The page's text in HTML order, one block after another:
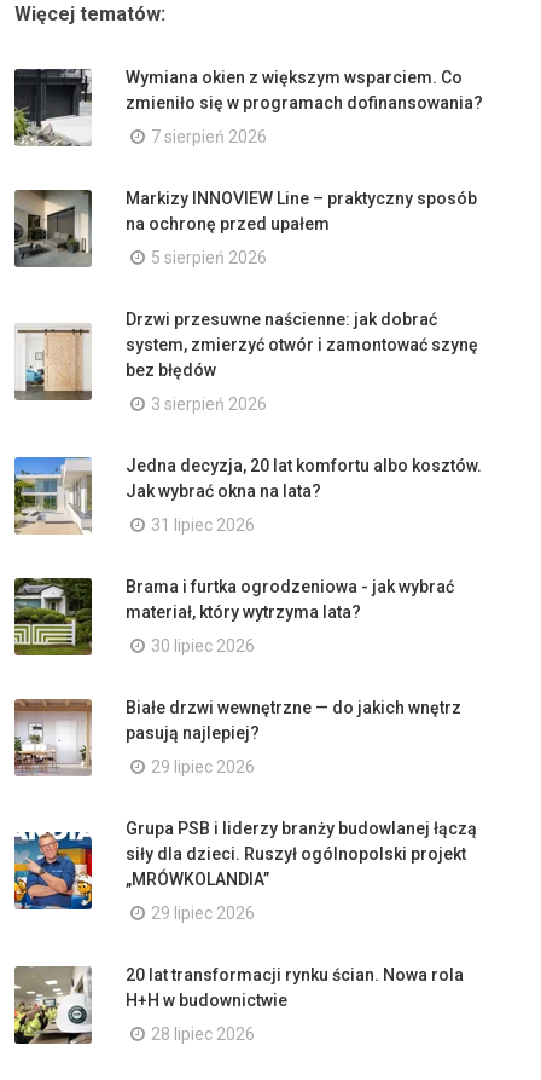
Więcej tematów:
Wymiana okien z większym wsparciem. Co
zmieniło się w programach dofinansowania?
7 sierpień 2026
Markizy INNOVIEW Line – praktyczny sposób
na ochronę przed upałem
5 sierpień 2026
Drzwi przesuwne naścienne: jak dobrać
system, zmierzyć otwór i zamontować szynę
bez błędów
3 sierpień 2026
Jedna decyzja, 20 lat komfortu albo kosztów.
Jak wybrać okna na lata?
31 lipiec 2026
Brama i furtka ogrodzeniowa - jak wybrać
materiał, który wytrzyma lata?
30 lipiec 2026
Białe drzwi wewnętrzne — do jakich wnętrz
pasują najlepiej?
29 lipiec 2026
Grupa PSB i liderzy branży budowlanej łączą
siły dla dzieci. Ruszył ogólnopolski projekt
„MRÓWKOLANDIA”
29 lipiec 2026
20 lat transformacji rynku ścian. Nowa rola
H+H w budownictwie
28 lipiec 2026